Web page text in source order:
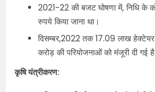
2021-22 की बजट घोषणा में, निधि के
रुपये किया जाना था।
दिसम्‍बर,2022 तक 17.09 लाख
करोड़ की परियोजनाओं को मंजूरी दी गई
कृषि यंत्रीकरण: